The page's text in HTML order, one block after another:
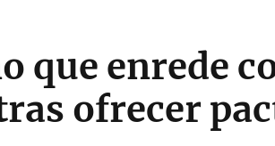
que enrede
ofrecer